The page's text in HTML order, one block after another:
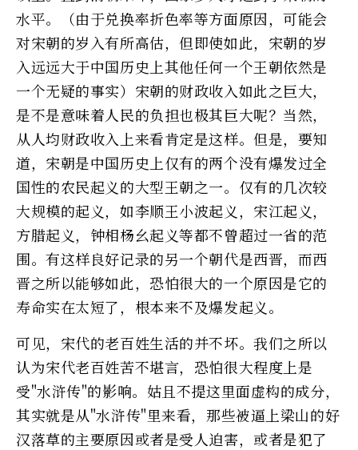
水平。（由于兑换率折色率等方面原因，可能会
对宋朝的岁入有所高估，但即使如此，宋朝的岁
入远远大于中国历史上其他任何一个王朝依然是
一个无疑的事实）宋朝的财政收入如此之巨大，
是不是意味着人民的负担也极其巨大呢？当然，
从人均财政收入上来看肯定是这样。但是，要知
道，宋朝是中国历史上仅有的两个没有爆发过全
国性的农民起义的大型王朝之一。仅有的几次较
大规模的起义，如李顺王小波起义，宋江起义，
方腊起义，钟相杨幺起义等都不曾超过一省的范
围。有这样良好记录的另一个朝代是西晋，而西
晋之所以能够如此，恐怕很大的一个原因是它的
寿命实在太短了，根本来不及爆发起义。
可见，宋代的老百姓生活的并不坏。我们之所以
认为宋代老百姓苦不堪言，恐怕很大程度上是
受"水浒传"的影响。姑且不提这里面虚构的成分，
其实就是从"水浒传"里来看，那些被逼上梁山的好
汉落草的主要原因或者是受人迫害，或者是犯了